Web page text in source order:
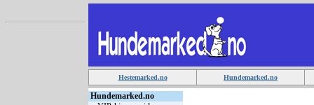
Hestemarked.no Hundemarked.no
Hundemarked.no